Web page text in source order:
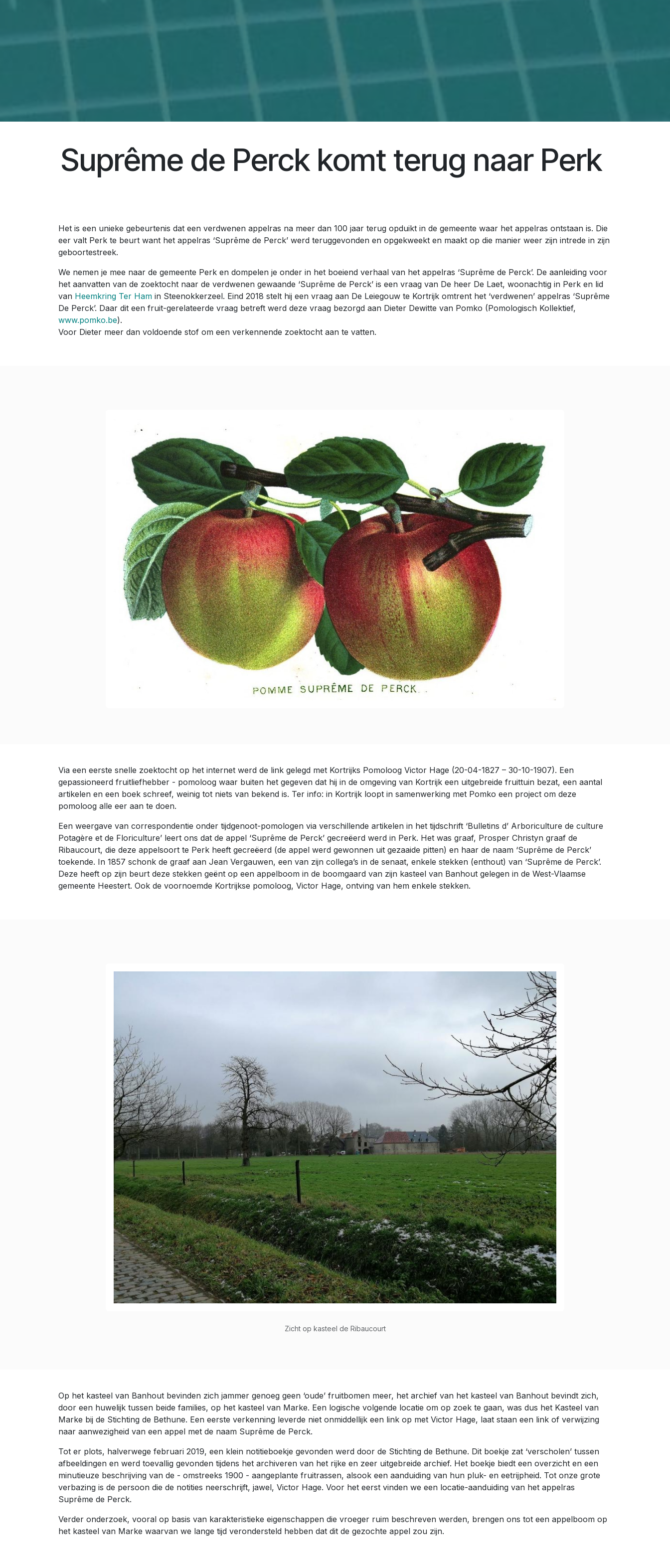
Suprême de Perck komt terug naar Perk
Het is een unieke gebeurtenis dat een verdwenen appelras na meer dan 100 jaar terug opduikt in de gemeente waar het appelras ontstaan is. Die
eer valt Perk te beurt want het appelras ‘Suprême de Perck’ werd teruggevonden en opgekweekt en maakt op die manier weer zijn intrede in zijn
geboortestreek.
We nemen je mee naar de gemeente Perk en dompelen je onder in het boeiend verhaal van het appelras ‘Suprême de Perck’. De aanleiding voor
het aanvatten van de zoektocht naar de verdwenen gewaande ‘Suprême de Perck’ is een vraag van De heer De Laet, woonachtig in Perk en lid
van Heemkring Ter Ham in Steenokkerzeel. Eind 2018 stelt hij een vraag aan De Leiegouw te Kortrijk omtrent het ‘verdwenen’ appelras ‘Suprême
De Perck’. Daar dit een fruit-gerelateerde vraag betreft werd deze vraag bezorgd aan Dieter Dewitte van Pomko (Pomologisch Kollektief,
www.pomko.be).
Voor Dieter meer dan voldoende stof om een verkennende zoektocht aan te vatten.
Via een eerste snelle zoektocht op het internet werd de link gelegd met Kortrijks Pomoloog Victor Hage (20-04-1827 – 30-10-1907). Een
gepassioneerd fruitliefhebber - pomoloog waar buiten het gegeven dat hij in de omgeving van Kortrijk een uitgebreide fruittuin bezat, een aantal
artikelen en een boek schreef, weinig tot niets van bekend is. Ter info: in Kortrijk loopt in samenwerking met Pomko een project om deze
pomoloog alle eer aan te doen.
Een weergave van correspondentie onder tijdgenoot-pomologen via verschillende artikelen in het tijdschrift ‘Bulletins d’ Arboriculture de culture
Potagère et de Floriculture’ leert ons dat de appel ‘Suprême de Perck’ gecreëerd werd in Perk. Het was graaf, Prosper Christyn graaf de
Ribaucourt, die deze appelsoort te Perk heeft gecreëerd (de appel werd gewonnen uit gezaaide pitten) en haar de naam ‘Suprême de Perck’
toekende. In 1857 schonk de graaf aan Jean Vergauwen, een van zijn collega’s in de senaat, enkele stekken (enthout) van ‘Suprême de Perck’.
Deze heeft op zijn beurt deze stekken geënt op een appelboom in de boomgaard van zijn kasteel van Banhout gelegen in de West-Vlaamse
gemeente Heestert. Ook de voornoemde Kortrijkse pomoloog, Victor Hage, ontving van hem enkele stekken.
Zicht op kasteel de Ribaucourt
Op het kasteel van Banhout bevinden zich jammer genoeg geen ‘oude’ fruitbomen meer, het archief van het kasteel van Banhout bevindt zich,
door een huwelijk tussen beide families, op het kasteel van Marke. Een logische volgende locatie om op zoek te gaan, was dus het Kasteel van
Marke bij de Stichting de Bethune. Een eerste verkenning leverde niet onmiddellijk een link op met Victor Hage, laat staan een link of verwijzing
naar aanwezigheid van een appel met de naam Suprême de Perck.
Tot er plots, halverwege februari 2019, een klein notitieboekje gevonden werd door de Stichting de Bethune. Dit boekje zat ‘verscholen’ tussen
afbeeldingen en werd toevallig gevonden tijdens het archiveren van het rijke en zeer uitgebreide archief. Het boekje biedt een overzicht en een
minutieuze beschrijving van de - omstreeks 1900 - aangeplante fruitrassen, alsook een aanduiding van hun pluk- en eetrijpheid. Tot onze grote
verbazing is de persoon die de notities neerschrijft, jawel, Victor Hage. Voor het eerst vinden we een locatie-aanduiding van het appelras
Suprême de Perck.
Verder onderzoek, vooral op basis van karakteristieke eigenschappen die vroeger ruim beschreven werden, brengen ons tot een appelboom op
het kasteel van Marke waarvan we lange tijd verondersteld hebben dat dit de gezochte appel zou zijn.